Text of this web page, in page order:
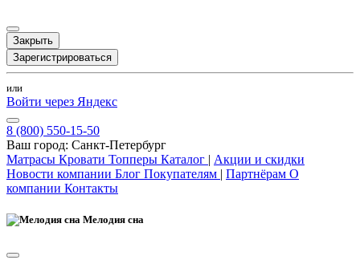
Закрыть
Зарегистрироваться
или
Войти через Яндекс
8 (800) 550-15-50
Ваш город: Санкт-Петербург
Матрасы Кровати Топперы Каталог | Акции и скидки
Новости компании Блог Покупателям | Партнёрам О
компании Контакты
Мелодия сна